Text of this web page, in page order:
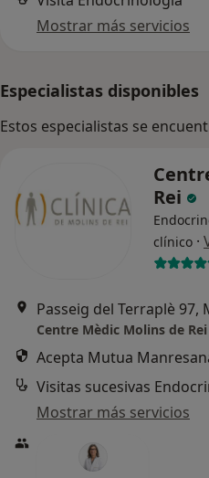
Mostrar más servicios
Especialistas disponibles
Estos especialistas se
Rei
clínico ·
Passeig del Terraplè 97,
Centre Mèdic Molins de Rei
Acepta Mutua
Visitas sucesivas
Mostrar más servicios